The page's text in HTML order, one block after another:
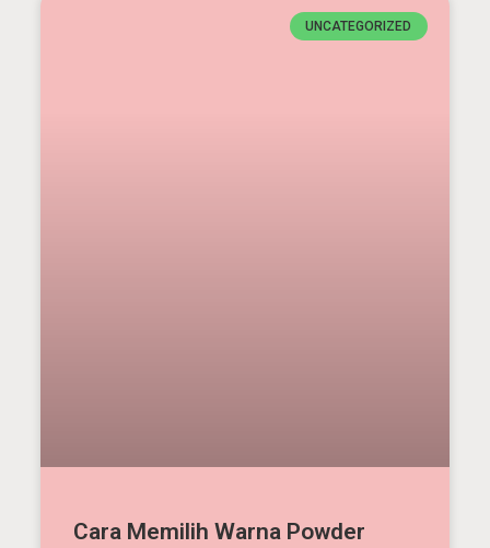
UNCATEGORIZED
Cara Memilih Warna Powder